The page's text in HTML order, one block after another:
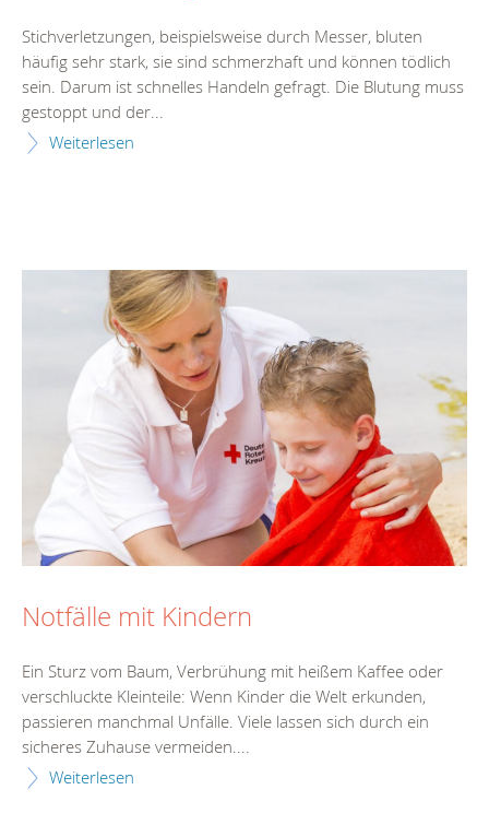
Stichverletzungen, beispielsweise durch Messer, bluten
häufig sehr stark, sie sind schmerzhaft und können tödlich
sein. Darum ist schnelles Handeln gefragt. Die Blutung muss
gestoppt und der...
Weiterlesen
Notfälle mit Kindern
Ein Sturz vom Baum, Verbrühung mit heißem Kaffee oder
verschluckte Kleinteile: Wenn Kinder die Welt erkunden,
passieren manchmal Unfälle. Viele lassen sich durch ein
sicheres Zuhause vermeiden....
Weiterlesen